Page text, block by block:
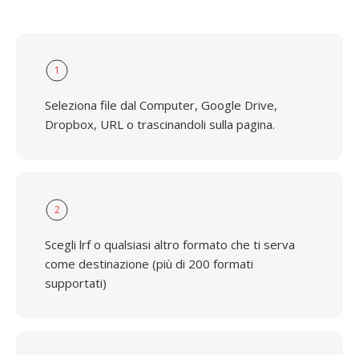
1
Seleziona file dal Computer, Google Drive,
Dropbox, URL o trascinandoli sulla pagina.
2
Scegli lrf o qualsiasi altro formato che ti serva
come destinazione (più di 200 formati
supportati)